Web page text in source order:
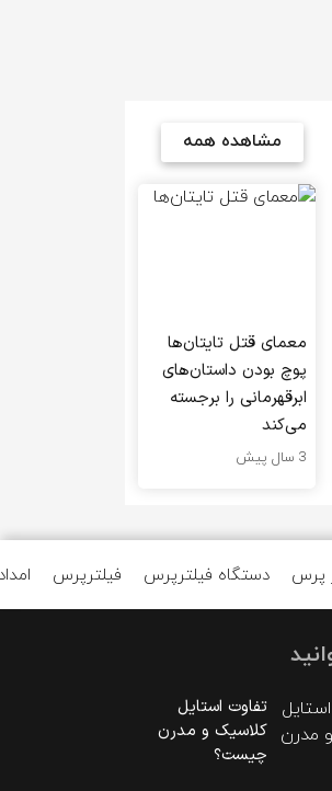
مشاهده همه
معمای قتل تایتان‌ها
پوچ بودن داستان‌های
ابرقهرمانی را برجسته
می‌کند
3 سال پیش
فیلترپرس دستگاه فیلترپرس پرس
تفاوت استایل
کلاسیک و مدرن
چیست؟